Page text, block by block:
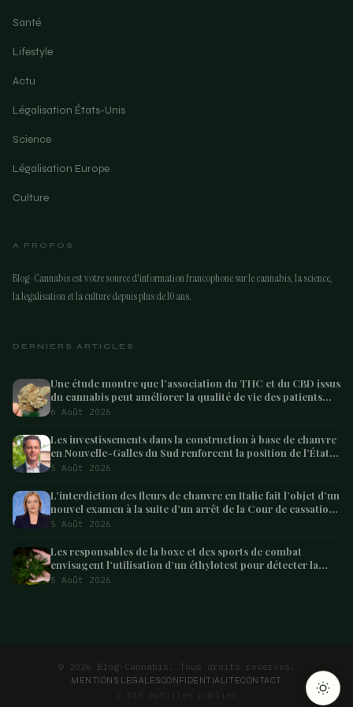
Santé
Lifestyle
Actu
Légalisation États-Unis
Science
Légalisation Europe
Culture
A PROPOS
Blog-Cannabis est votre source d'information francophone sur le cannabis, la science,
la legalisation et la culture depuis plus de 10 ans.
DERNIERS ARTICLES
Une étude montre que l’association du THC et du CBD issus
du cannabis peut améliorer la qualité de vie des patients
atteints de démence – Marijuana Moment
6 Août 2026
Les investissements dans la construction à base de chanvre
en Nouvelle-Galles du Sud renforcent la position de l’État
en tant que leader australien
5 Août 2026
L’interdiction des fleurs de chanvre en Italie fait l’objet d’un
nouvel examen à la suite d’un arrêt de la Cour de cassation
concernant les saisies
5 Août 2026
Les responsables de la boxe et des sports de combat
envisagent l’utilisation d’un éthylotest pour détecter la
consommation de cannabis chez les combattants –
5 Août 2026
© 2026 Blog-Cannabis. Tous droits reserves.
MENTIONS LEGALESCONFIDENTIALITECONTACT